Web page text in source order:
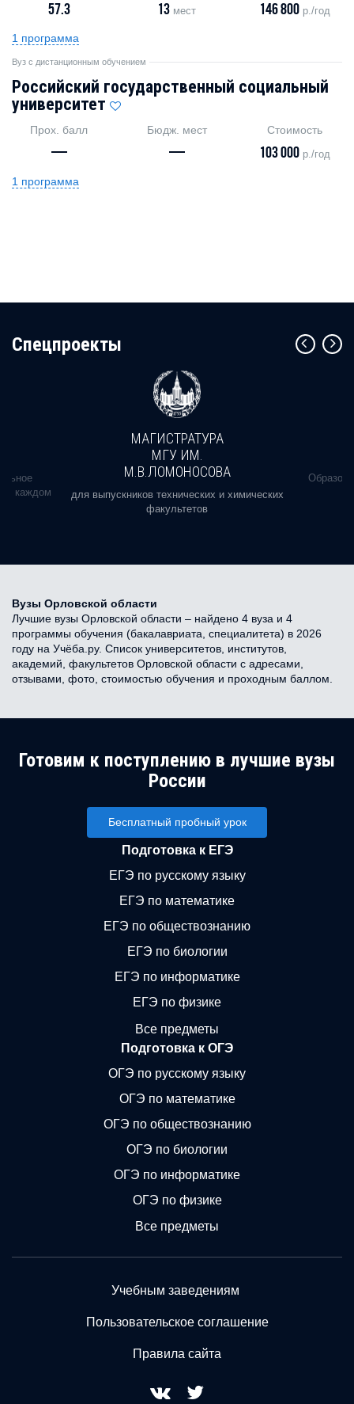
57.3 13 мест 146 800 р./год
1 программа
Вуз с дистанционным обучением
Российский государственный социальный
университет
Прох. балл
—
Бюдж. мест
—
Стоимость
103 000 р./год
1 программа
Cпецпроекты
в каждом
МАГИСТРАТУРА
МГУ ИМ.
М.В.ЛОМОНОСОВА
для выпускников технических и химических
факультетов
Вузы Орловской области
Лучшие вузы Орловской области – найдено 4 вуза и 4
программы обучения (бакалавриата, специалитета) в 2026
году на Учёба.ру. Список университетов, институтов,
академий, факультетов Орловской области с адресами,
отзывами, фото, стоимостью обучения и проходным баллом.
Готовим к поступлению в лучшие вузы
России
Бесплатный пробный урок
Подготовка к ЕГЭ
ЕГЭ по русскому языку
ЕГЭ по математике
ЕГЭ по обществознанию
ЕГЭ по биологии
ЕГЭ по информатике
ЕГЭ по физике
Все предметы
Подготовка к ОГЭ
ОГЭ по русскому языку
ОГЭ по математике
ОГЭ по обществознанию
ОГЭ по биологии
ОГЭ по информатике
ОГЭ по физике
Все предметы
Учебным заведениям
Пользовательское соглашение
Правила сайта